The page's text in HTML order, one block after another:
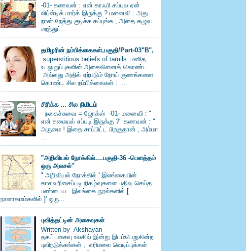
-01- கணவன் : என் காஃபி கப்புல ஏன்
லிப்ஸ்டிக் மார்க் இருக்கு ? மனைவி : அது
நான் நேத்து குடிச்ச கப்புங்க , அதை கழுவ
மறந்துட்...
தமிழரின் நம்பிக்கைகள்,பகுதி/Part-03"B",
superstitious beliefs of tamils: மனித
உடலுறுப்புகளின் அசைவினைக் கொண்ட
அல்லது அதில் ஏற்படும் நோய் குணங்களை
கொண்ட சில நம்பிக்கைகள் : ...
சிரிக்க ... சில நிமிடம்
நகைச்சுவை = ஜோக்ஸ் -01- மனைவி : "
என் சமையல் எப்படி இருக்கு ?" கணவன் : "
அருமை ! இதை சாப்பிட்ட பிறகுதான் , அம்மா
...
"அறிவியல் நோக்கில்....பகுதி-36 -பெளத்தம்
ஒரு அலசல்''
" அறிவியல் நோக்கில் ' இலங்கையின்
காலவரிசைப்படி நிகழ்வுகளை பதிவு செய்த
பண்டைய இலங்கை நூல்களில் [
நாளாகமம்களில் ]' ஒரு...
புவித்தட்டின் அசைவுகள்
Written by Akshayan
தகட்டசைவு உலகில் இன்று இடம்பெறுகின்ற
புவிநடுக்கங்கள் , எரிமலை வெடிப்புக்கள்